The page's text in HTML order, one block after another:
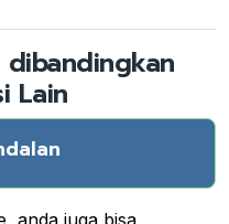
dibandingkan
Lain
anda juga bisa